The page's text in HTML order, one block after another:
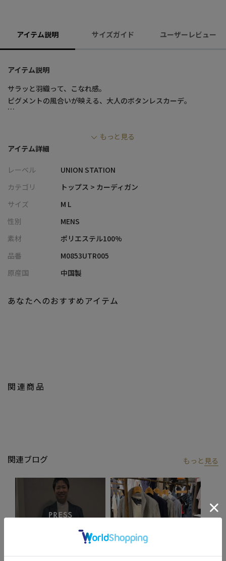
アイテム説明 サイズガイド ユーザーレビュー
アイテム説明
サラッと羽織って、こなれ感。
ピグメントの風合いが映える、大人のボタンレスカーデ。
・ストレッチ性のあるポンチ素材にピグメント加工を施し、自然
なムラ感と風合いを演出
・程よくルーズなシルエットが、リラックス感と今っぽさを両立
・フロントには利便性のあるポケット付きで、実用性も確保
群
【コーディネート提案】
ターに
・細身のパンツと合わせてすっきりと、ワイドパンツでリラック
かすスタイリングに
もっと見る
アイテム詳細
レーベル
UNION STATION
カテゴリ
トップス > カーディガン
サイズ
M L
性別
MENS
素材
ポリエステル100%
品番
M0853UTR005
原産国
中国製
関連商品
あなたへのおすすめアイテム
関連ブログ もっと 見る